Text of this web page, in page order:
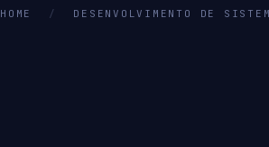
HOME / DESENVOLVIMENTO DE